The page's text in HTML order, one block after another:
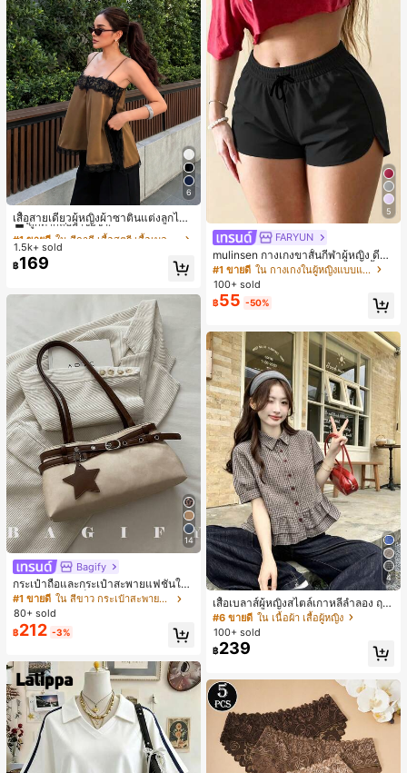
6
เสื้อสายเดี่ยวผู้หญิงผ้าซาตินแต่งลูกไม้
- เสื้อสายเดี่ยวฤดูร้อนสีคากีมีรอยผ่าด้า
นข้างที่น่าดึงดูดแบบสบายๆ
#1 ขายดี
ใน สีกากี เสื้อสตรี เสื้อเบลาส์ & Tee
ลูกค้ากลับมาซื้อซ้ำ!
#1 ขายดี
ลูกค้ากลับมาซื้อซ้ำ!
#1 ขายดี
ลูกค้ากลับมาซื้อซ้ำ!
#1 ขายดี
ใน สีกากี เสื้อสตรี เสื้อเบลาส์ & Tee
1.5k+ sold
฿169
14
Bagify
กระเป๋าถือและกระเป๋าสะพายแฟชั่นให
ม่ ตกแต่งด้วยเข็มขัด เหมาะสำหรับงาน
ปาร์ตี้ การรวมตัว การออกไปข้างนอก ก
ารท่องเที่ยว การช้อปปิ้ง และการใช้งาน
ประจำวัน สามารถเก็บเหรียญ โทรศัพท์
เหมาะสำหรับกระเป๋าทำงานของพนักง
านออฟฟิศ นักศึกษามหาวิทยาลัย และ
พนักงานออฟฟิศ กระเป๋าผู้หญิงที่หรูหรา
#1 ขายดี
ใน สีขาว กระเป๋าสะพายผู้หญิง
80+ sold
฿212 -3%
5
FARYUN
mulinsen กางเกงขาสั้นกีฬาผู้หญิง ดีไซ
น์ปลายเปิด เอวยืดหยุ่น กางเกงขาสั้น
ลำลองกีฬาฤดูร้อน ความยาว 3/4
#1 ขายดี
ใน กางเกงในผู้หญิงแบบแอคทีฟ
100+ sold
฿55 -50%
4
เสื้อเบลาส์ผู้หญิงสไตล์เกาหลีลำลอง ฤดู
ใบไม้ผลิ/ฤดูร้อนใหม่ ชายระบาย ชิคแล
ะหรูหรา
#6 ขายดี ใน เนื้อผ้า เสื้อผู้หญิง
100+ sold
฿239